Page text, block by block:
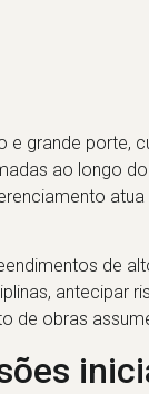
e grande porte,
ao longo
de
antecipar
de obras